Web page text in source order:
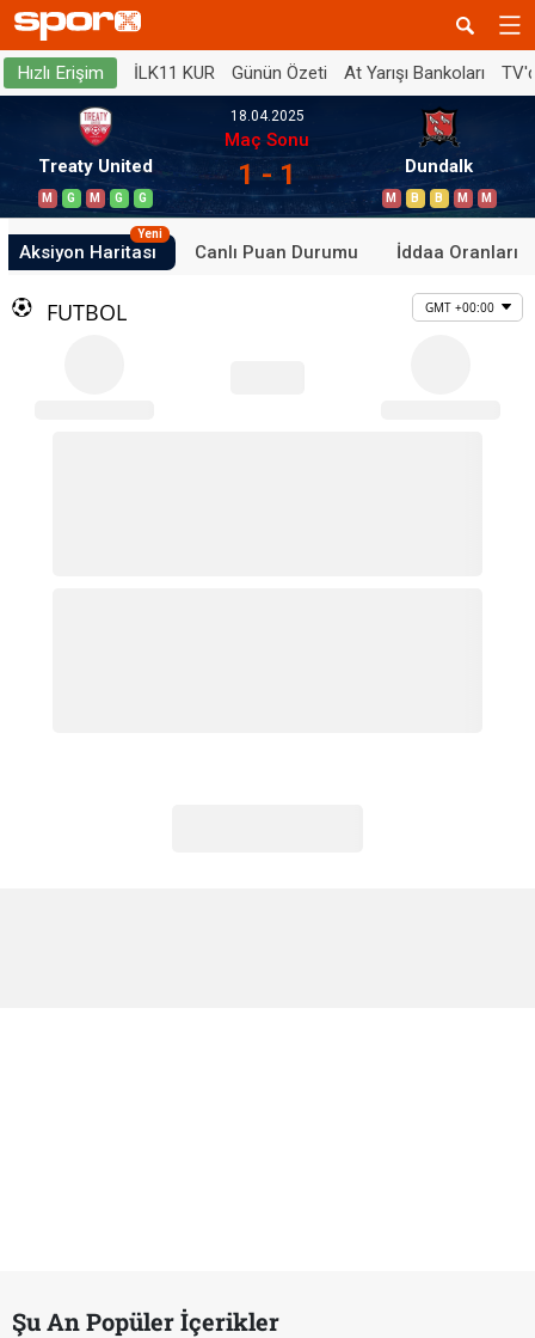
Hızlı Erişim İLK11 KUR Günün Özeti At Yarışı Bankoları
Treaty United
M G M G G
18.04.2025
Maç Sonu
1 - 1 Dundalk
M B B M M
Aksiyon Haritası
Yeni
Canlı Puan Durumu İddaa Oranları
FUTBOL GMT +00:00
Şu An Popüler İçerikler